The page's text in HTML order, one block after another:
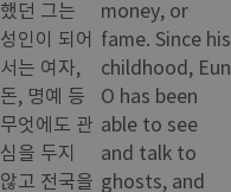
했던 그는
성인이 되어
서는 여자,
돈, 명예 등
무엇에도 관
심을 두지
않고 전국을
money, or
fame. Since his
childhood, Eun
O has been
able to see
and talk to
ghosts, and